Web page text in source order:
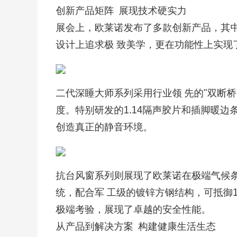
创新产品矩阵  展现技术硬实力
展会上，欧莱诺发布了多款创新产品，其
设计上追求极 致美学，更在功能性上实现
二代深睡大师系列采用行业领 先的"双断
度。特别研发的1.14隔声胶片和插脚暖边
创造真正的静音环境。
抗台风窗系列则展现了欧莱诺在极端气候
统，配合军 工级的镀锌方钢结构，可抵
极端考验，展现了卓越的安全性能。
从产品到解决方案  构建健康生活生态